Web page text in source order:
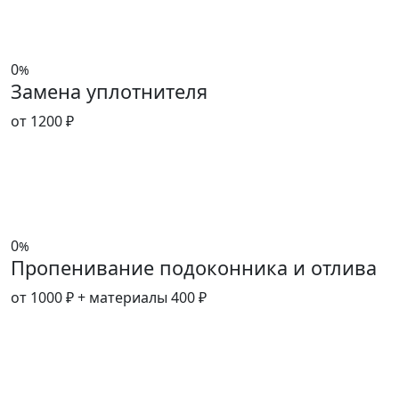
0%
Замена уплотнителя
от 1200 ₽
0%
Пропенивание подоконника и отлива
от 1000 ₽+ материалы 400 ₽